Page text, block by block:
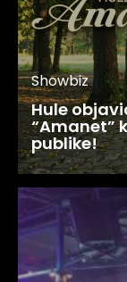
Showbiz
Hule
“Amanet”
publike!